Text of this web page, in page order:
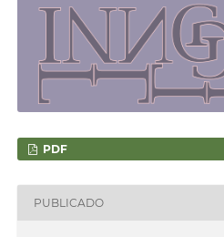
PDF
PUBLICADO